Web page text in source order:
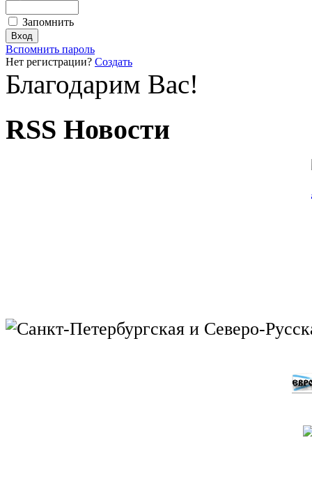
Запомнить
Вспомнить пароль
Нет регистрации? Создать
Благодарим Вас!
RSS Новости